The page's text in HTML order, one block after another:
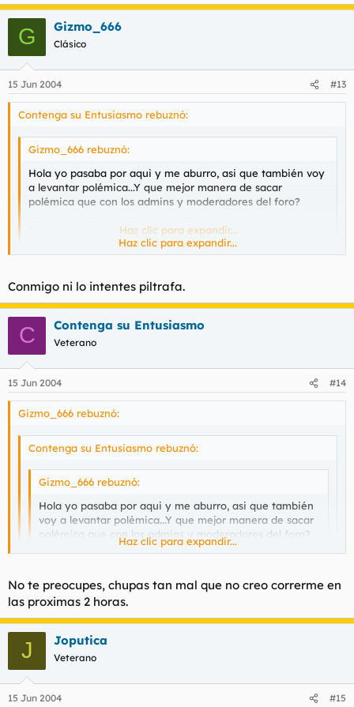
G Gizmo_666
Clásico
15 Jun 2004 #13
Contenga su Entusiasmo rebuznó:
Gizmo_666 rebuznó:
Hola yo pasaba por aqui y me aburro, asi que también voy
a levantar polémica...Y que mejor manera de sacar
polémica que con los admins y moderadores del foro?
Total...un post mas que menos...
Haz clic para expandir...
Haz clic para expandir...
Conmigo ni lo intentes piltrafa.
C Contenga su Entusiasmo
Veterano
15 Jun 2004 #14
Gizmo_666 rebuznó:
Contenga su Entusiasmo rebuznó:
Gizmo_666 rebuznó:
Hola yo pasaba por aqui y me aburro, asi que también
voy a levantar polémica...Y que mejor manera de sacar
polémica que con los admins y moderadores del foro?
A que sabe mi polla? Recuerda secar las babas. Zorra.
Haz clic para expandir...
No te preocupes, chupas tan mal que no creo correrme en
las proximas 2 horas.
J Joputica
Veterano
15 Jun 2004 #15